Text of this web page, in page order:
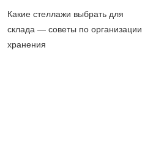
Какие стеллажи выбрать для
склада — советы по организации
хранения